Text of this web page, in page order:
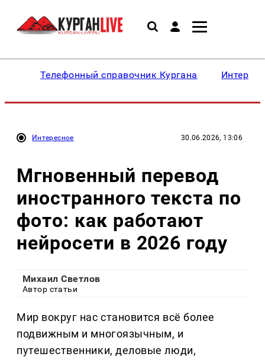
Телефонный справочник Кургана
Интересное 30.06.2026, 13:06
Мгновенный перевод
иностранного текста по
фото: как работают
нейросети в 2026 году
Михаил Светлов
Автор статьи
Мир вокруг нас становится всё более
подвижным и многоязычным, и
путешественники, деловые люди,